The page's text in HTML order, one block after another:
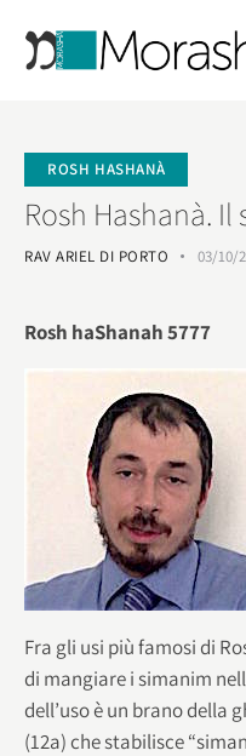
ROSH HASHANÀ
Rosh Hashanà. Il
RAV ARIEL DI PORTO 03/10/
Rosh haShanah 5777
Fra gli usi più famosi di
di mangiare i simanim
dell’uso è un brano della
(12a) che stabilisce